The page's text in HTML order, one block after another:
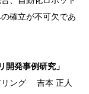
確立が不可欠であ
開発事例研究」
リング 吉本 正人